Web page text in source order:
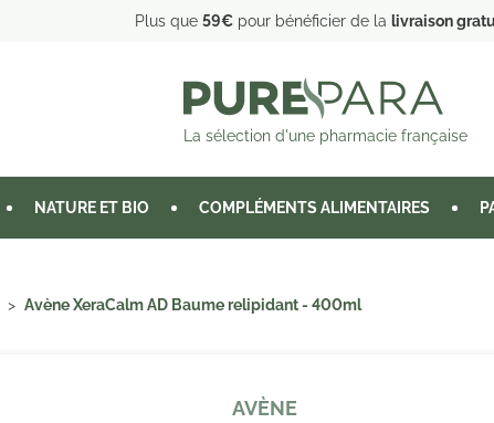
Plus que 59€ pour bénéficier de la livraison
La sélection d'une pharmacie française
NATURE ET BIO COMPLÉMENTS ALIMENTAIRES
Avène XeraCalm AD Baume relipidant - 400ml
AVÈNE